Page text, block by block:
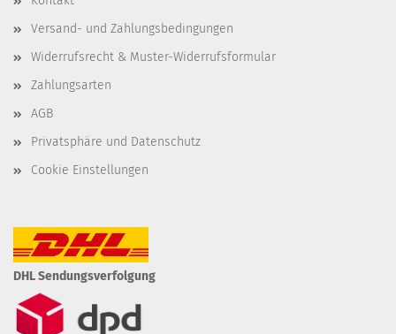
Versand- und Zahlungsbedingungen
Widerrufsrecht & Muster-Widerrufsformular
Zahlungsarten
AGB
Privatsphäre und Datenschutz
Cookie Einstellungen
DHL Sendungsverfolgung